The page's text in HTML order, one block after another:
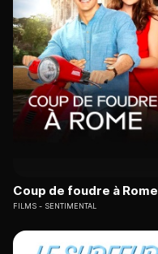
Coup de foudre à Rome
FILMS SENTIMENTAL